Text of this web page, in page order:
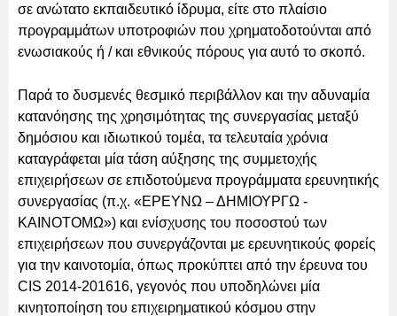
σε ανώτατο εκπαιδευτικό ίδρυμα, είτε στο πλαίσιο
προγραμμάτων υποτροφιών που χρηματοδοτούνται από
ενωσιακούς ή / και εθνικούς πόρους για αυτό το σκοπό.
Παρά το δυσμενές θεσμικό περιβάλλον και την αδυναμία
κατανόησης της χρησιμότητας της συνεργασίας μεταξύ
δημόσιου και ιδιωτικού τομέα, τα τελευταία χρόνια
καταγράφεται μία τάση αύξησης της συμμετοχής
επιχειρήσεων σε επιδοτούμενα προγράμματα ερευνητικής
συνεργασίας (π.χ. «ΕΡΕΥΝΩ – ΔΗΜΙΟΥΡΓΩ -
ΚΑΙΝΟΤΟΜΩ») και ενίσχυσης του ποσοστού των
επιχειρήσεων που συνεργάζονται με ερευνητικούς φορείς
για την καινοτομία, όπως προκύπτει από την έρευνα του
CIS 2014-201616, γεγονός που υποδηλώνει μία
κινητοποίηση του επιχειρηματικού κόσμου στην